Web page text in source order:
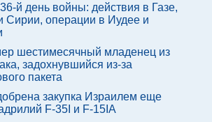
й день войны: действия в Газе,
Сирии, операции в Иудее и
шестимесячный младенец из
задохнувшийся из-за
пакета
закупка Израилем еще
F-35I и F-15IA